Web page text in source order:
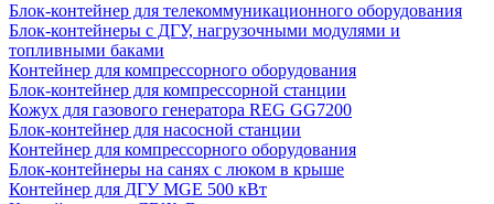
Блок-контейнер для телекоммуникационного оборудования
Блок-контейнеры с ДГУ, нагрузочными модулями и
топливными баками
Контейнер для компрессорного оборудования
Блок-контейнер для компрессорной станции
Кожух для газового генератора REG GG7200
Блок-контейнер для насосной станции
Контейнер для компрессорного оборудования
Блок-контейнеры на санях с люком в крыше
Контейнер для ДГУ MGE 500 кВт